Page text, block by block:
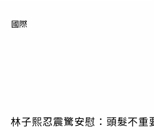
國際
林子熙忍震驚安慰：頭髮不重